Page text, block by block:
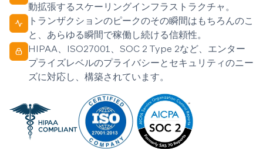
動拡張するスケーリングインフラストラクチャ。
トランザクションのピークのその瞬間はもちろんのこ
と、あらゆる瞬間で稼働し続ける信頼性。
HIPAA、ISO27001、SOC 2 Type 2など、エンター
プライズレベルのプライバシーとセキュリティのニー
ズに対応し、構築されています。